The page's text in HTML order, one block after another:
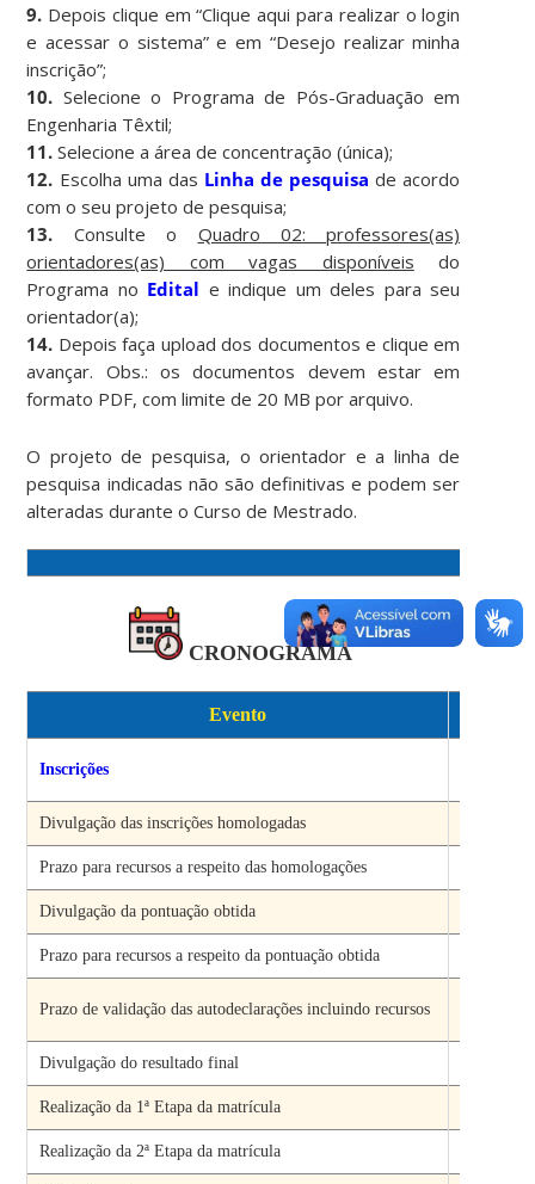
9. Depois clique em “Clique aqui para realizar o login
e acessar o sistema” e em “Desejo realizar minha
inscrição”;
10. Selecione o Programa de Pós-Graduação em
Engenharia Têxtil;
11. Selecione a área de concentração (única);
12. Escolha uma das Linha de pesquisade acordo
com o seu projeto de pesquisa;
13. Consulte o Quadro 02: professores(as)
orientadores(as) com vagas disponíveis do
Programa no Edital e indique um deles para seu
orientador(a);
14. Depois faça upload dos documentos e clique em
avançar. Obs.: os documentos devem estar em
formato PDF, com limite de 20 MB por arquivo.
O projeto de pesquisa, o orientador e a linha de
pesquisa indicadas não são definitivas e podem ser
alteradas durante o Curso de Mestrado.
CRONOGRAMA
Evento
Inscrições
Divulgação das inscrições homologadas
Prazo para recursos a respeito das homologações
Divulgação da pontuação obtida
Prazo para recursos a respeito da pontuação obtida
Prazo de validação das autodeclarações incluindo recursos
Divulgação do resultado final
Realização da 1ª Etapa da matrícula
Realização da 2ª Etapa da matrícula